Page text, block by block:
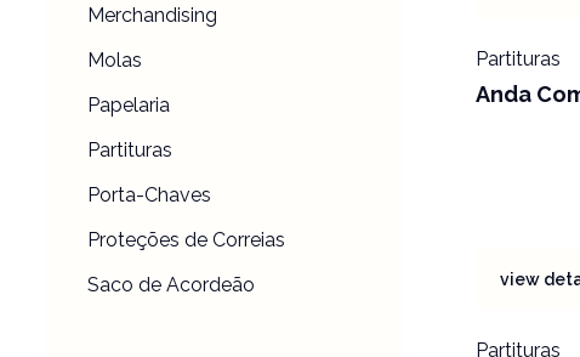
Merchandising
Molas
Papelaria
Partituras
Porta-Chaves
Proteções de Correias
Saco de Acordeão
Partituras
Anda
view
Partituras